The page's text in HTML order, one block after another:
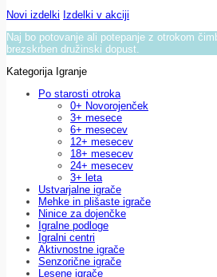
Novi izdelki Izdelki v akciji
Naj bo potovanje ali potepanje z otrokom
brezskrben družinski dopust.
Kategorija Igranje
Po starosti otroka
0+ Novorojenček
3+ mesece
6+ mesecev
12+ mesecev
18+ mesecev
24+ mesecev
3+ leta
Ustvarjalne igrače
Mehke in plišaste igrače
Ninice za dojenčke
Igralne podloge
Igralni centri
Aktivnostne igrače
Senzorične igrače
Lesene igrače